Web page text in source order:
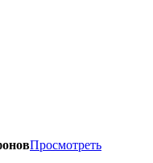
Просмотреть